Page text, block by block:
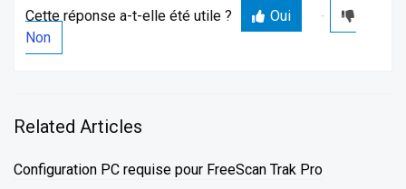
Cette réponse a-t-elle été utile ?
Oui
Non
Related Articles
Configuration PC requise pour FreeScan Trak Pro